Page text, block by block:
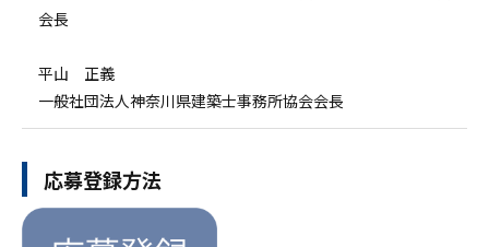
会長
平山 正義
一般社団法人神奈川県建築士事務所協会会長
応募登録方法